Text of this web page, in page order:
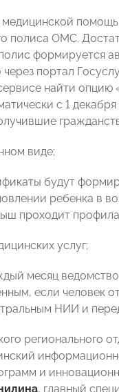
полиса ОМС.
формируется
через портал
найти
с 1
виде;
будут
ребенка в
проходит
услуг;
месяц
если человек
НИИ и
и
, главный